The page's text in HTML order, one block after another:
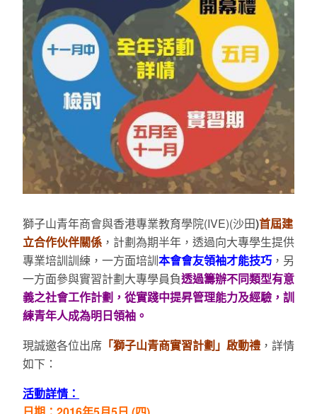
獅子山青年商會與香港專業教育學院(IVE)(沙田)首屆建
立合作伙伴關係 ，計劃為期半年，透過向大專學生提供
專業培訓訓練，一方面培訓本會會友領袖才能技巧 ，另
一方面參與實習計劃大專學員負透過籌辦不同類型有意
義之社會工作計劃，從實踐中提昇管理能力及經驗，訓
練青年人成為明日領袖。
現誠邀各位出席 「獅子山青商實習計劃」 啟動禮 ，詳情
如下：
活動詳情：